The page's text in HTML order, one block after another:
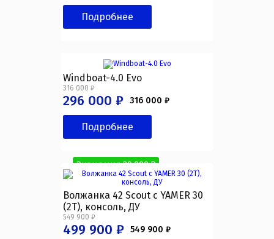
Подробнее
Windboat-4.0 Evo
316 000 ₽
316 000 ₽
296 000 ₽
Экономия 20 000 ₽
Подробнее
Волжанка 42 Scout с YAMER 30
(2T), консоль, ДУ
549 900 ₽
549 900 ₽
499 900 ₽